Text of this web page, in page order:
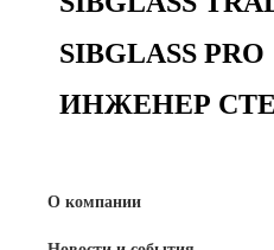
SIBGLASS PRO
ИНЖЕНЕР
О компании